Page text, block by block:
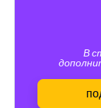
В